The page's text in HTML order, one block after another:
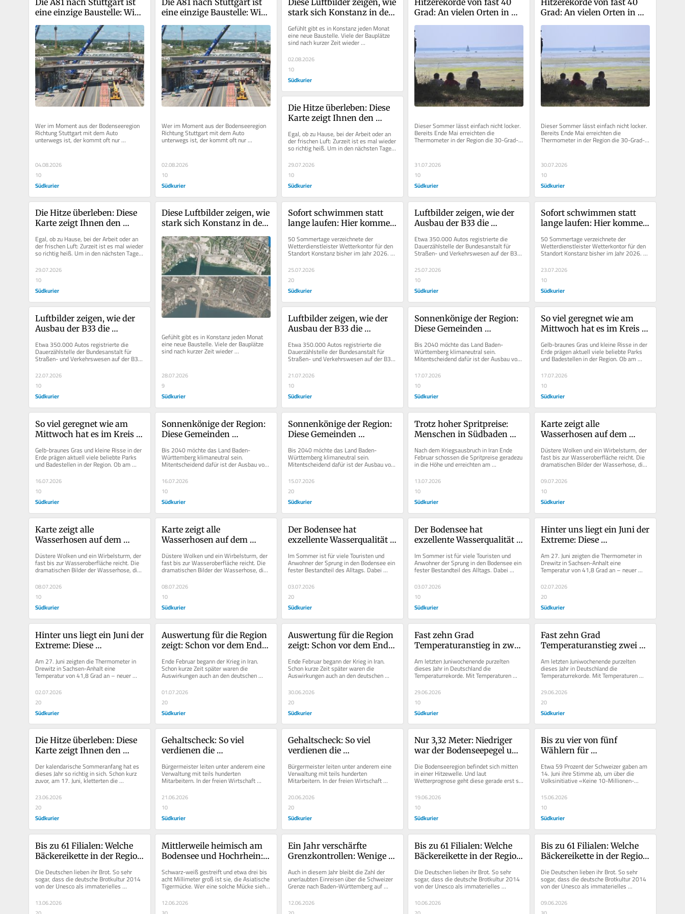
eine einzige Baustelle: Wie
das eigentlich?
Wer im Moment aus der Bodenseeregion
Richtung Stuttgart mit dem Auto
unterwegs ist, der kommt oft nur
gebremst vom Fleck. Denn die A81
04.08.2026
10
Südkurier
eine einzige Baustelle: Wie
das eigentlich?
Wer im Moment aus der Bodenseeregion
Richtung Stuttgart mit dem Auto
unterwegs ist, der kommt oft nur
gebremst vom Fleck. Denn die A81
02.08.2026
10
Südkurier
stark sich Konstanz in den
hat
Gefühlt gibt es in Konstanz jeden Monat
eine neue Baustelle. Viele der Bauplätze
sind nach kurzer Zeit wieder
02.08.2026
10
Südkurier
Grad: An vielen Orten in
heißerer Julitag gemessen
Dieser Sommer lässt einfach nicht locker.
Bereits Ende Mai erreichten die
Thermometer in der Region die 30-Grad-
Marke. Seither jagt ein Hitzerekord...
31.07.2026
10
Südkurier
Grad: An vielen Orten in
heißerer Julitag gemessen
Dieser Sommer lässt einfach nicht locker.
Bereits Ende Mai erreichten die
Thermometer in der Region die 30-Grad-
Marke. Seither jagt ein Hitzerekord...
30.07.2026
10
Südkurier
Die Hitze überleben: Diese
Karte zeigt Ihnen den
Gemeinde
Egal, ob zu Hause, bei der Arbeit oder an
der frischen Luft: Zurzeit ist es mal wieder
so richtig heiß. Um in den nächsten Tagen
cool zu bleiben,...
29.07.2026
10
Südkurier
Die Hitze überleben: Diese
Karte zeigt Ihnen den
Gemeinde
Egal, ob zu Hause, bei der Arbeit oder an
der frischen Luft: Zurzeit ist es mal wieder
so richtig heiß. Um in den nächsten Tagen
cool zu bleiben,...
29.07.2026
10
Südkurier
Diese Luftbilder zeigen, wie
stark sich Konstanz in den
hat
Gefühlt gibt es in Konstanz jeden Monat
eine neue Baustelle. Viele der Bauplätze
sind nach kurzer Zeit wieder
28.07.2026
9
Südkurier
Sofort schwimmen statt
lange laufen: Hier kommen
direkt in den Bodensee
50 Sommertage verzeichnete der
Wetterdienstleister Wetterkontor für den
Standort Konstanz bisher im Jahr 2026.
25.07.2026
20
Südkurier
Luftbilder zeigen, wie der
Ausbau der B33 die
verändert hat
Etwa 350.000 Autos registrierte die
Dauerzählstelle der Bundesanstalt für
Straßen- und Verkehrswesen auf der B33
25.07.2026
10
Südkurier
Sofort schwimmen statt
lange laufen: Hier kommen
direkt in den Bodensee
50 Sommertage verzeichnete der
Wetterdienstleister Wetterkontor für den
Standort Konstanz bisher im Jahr 2026.
23.07.2026
10
Südkurier
Luftbilder zeigen, wie der
Ausbau der B33 die
verändert hat
Etwa 350.000 Autos registrierte die
Dauerzählstelle der Bundesanstalt für
Straßen- und Verkehrswesen auf der B33
22.07.2026
10
Südkurier
Luftbilder zeigen, wie der
Ausbau der B33 die
verändert hat
Etwa 350.000 Autos registrierte die
Dauerzählstelle der Bundesanstalt für
Straßen- und Verkehrswesen auf der B33
21.07.2026
10
Südkurier
Sonnenkönige der Region:
Diese Gemeinden
Solarstrom als ihre
Einwohner verbrauchen
Bis 2040 möchte das Land Baden-
Württemberg klimaneutral sein.
Mitentscheidend dafür ist der Ausbau von
der...
17.07.2026
10
Südkurier
So viel geregnet wie am
Mittwoch hat es im Kreis
nicht mehr
Gelb-braunes Gras und kleine Risse in der
Erde prägen aktuell viele beliebte Parks
und Badestellen in der Region. Ob am
Hörnle, auf dem Bodanrück...
17.07.2026
10
Südkurier
So viel geregnet wie am
Mittwoch hat es im Kreis
nicht mehr
Gelb-braunes Gras und kleine Risse in der
Erde prägen aktuell viele beliebte Parks
und Badestellen in der Region. Ob am
Hörnle, auf dem Bodanrück...
16.07.2026
10
Südkurier
Sonnenkönige der Region:
Diese Gemeinden
Solarstrom als ihre
Einwohner verbrauchen
Bis 2040 möchte das Land Baden-
Württemberg klimaneutral sein.
Mitentscheidend dafür ist der Ausbau von
der...
16.07.2026
10
Südkurier
Sonnenkönige der Region:
Diese Gemeinden
als ihre Einwohner
verbrauchen
Bis 2040 möchte das Land Baden-
Württemberg klimaneutral sein.
Mitentscheidend dafür ist der Ausbau von
der...
15.07.2026
20
Südkurier
Trotz hoher Spritpreise:
Menschen in Südbaden
genauso viel Auto wie sonst
auch
Nach dem Kriegsausbruch in Iran Ende
Februar schossen die Spritpreise geradezu
in die Höhe und erreichten am
Höchstwert....
13.07.2026
10
Südkurier
Karte zeigt alle
Wasserhosen auf dem
sich hier Tornados
Düstere Wolken und ein Wirbelsturm, der
fast bis zur Wasseroberfläche reicht. Die
dramatischen Bilder der Wasserhose, die
09.07.2026
10
Südkurier
Karte zeigt alle
Wasserhosen auf dem
sich hier Tornados
Düstere Wolken und ein Wirbelsturm, der
fast bis zur Wasseroberfläche reicht. Die
dramatischen Bilder der Wasserhose, die
08.07.2026
10
Südkurier
Karte zeigt alle
Wasserhosen auf dem
sich hier Tornados
Düstere Wolken und ein Wirbelsturm, der
fast bis zur Wasseroberfläche reicht. Die
dramatischen Bilder der Wasserhose, die
08.07.2026
10
Südkurier
Der Bodensee hat
exzellente Wasserqualität –
bleibt eine Restgefahr
Im Sommer ist für viele Touristen und
Anwohner der Sprung in den Bodensee ein
fester Bestandteil des Alltags. Dabei
03.07.2026
20
Südkurier
Der Bodensee hat
exzellente Wasserqualität -
bleibt eine Restgefahr
Im Sommer ist für viele Touristen und
Anwohner der Sprung in den Bodensee ein
fester Bestandteil des Alltags. Dabei
03.07.2026
10
Südkurier
Hinter uns liegt ein Juni der
Extreme: Diese
Region geknackt
Am 27. Juni zeigten die Thermometer in
Drewitz in Sachsen-Anhalt eine
Temperatur von 41,8 Grad an – neuer
Rekord in der Bundesrepublik. Auch in...
02.07.2026
20
Südkurier
Hinter uns liegt ein Juni der
Extreme: Diese
Region geknackt
Am 27. Juni zeigten die Thermometer in
Drewitz in Sachsen-Anhalt eine
Temperatur von 41,8 Grad an – neuer
Rekord in der Bundesrepublik. Auch in...
02.07.2026
20
Südkurier
Auswertung für die Region
zeigt: Schon vor dem Ende
Preise
Ende Februar begann der Krieg in Iran.
Schon kurze Zeit später waren die
Auswirkungen auch an den deutschen
Tankstellen zu spüren, denn die...
01.07.2026
20
Südkurier
Auswertung für die Region
zeigt: Schon vor dem Ende
Preise
Ende Februar begann der Krieg in Iran.
Schon kurze Zeit später waren die
Auswirkungen auch an den deutschen
Tankstellen zu spüren, denn die...
30.06.2026
20
Südkurier
Fast zehn Grad
Temperaturanstieg in zwei
wie noch nie im Juni
Am letzten Juniwochenende purzelten
dieses Jahr in Deutschland die
Temperaturrekorde. Mit Temperaturen
jenseits der 40-Grad-Marke war es auch
in...
29.06.2026
10
Südkurier
Fast zehn Grad
Temperaturanstieg zwei
wie noch nie im Juni
Am letzten Juniwochenende purzelten
dieses Jahr in Deutschland die
Temperaturrekorde. Mit Temperaturen
jenseits der 40-Grad-Marke war es auch
in...
29.06.2026
20
Südkurier
Die Hitze überleben: Diese
Karte zeigt Ihnen den
Gemeinde
Der kalendarische Sommeranfang hat es
dieses Jahr so richtig in sich. Schon kurz
zuvor, am 17. Juni, kletterten die
Temperaturen vielerorts über die...
23.06.2026
20
Südkurier
Gehaltscheck: So viel
verdienen die
Bodenseekreis
Bürgermeister leiten unter anderem eine
Verwaltung mit teils hunderten
Mitarbeitern. In der freien Wirtschaft
21.06.2026
10
Südkurier
Gehaltscheck: So viel
verdienen die
Bodenseekreis
Bürgermeister leiten unter anderem eine
Verwaltung mit teils hunderten
Mitarbeitern. In der freien Wirtschaft
20.06.2026
20
Südkurier
Nur 3,32 Meter: Niedriger
war der Bodenseepegel um
Die Bodenseeregion befindet sich mitten
in einer Hitzewelle. Und laut
Wetterprognose geht diese gerade erst so
richtig los. Da hilft für viele nur...
19.06.2026
10
Südkurier
Bis zu vier von fünf
Wählern für
haben die Schweizer in
Grenznähe abgestimmt
Etwa 59 Prozent der Schweizer gaben am
14. Juni ihre Stimme ab, um über die
Volksinitiative «Keine 10-Millionen-
15.06.2026
10
Südkurier
Bis zu 61 Filialen: Welche
Bäckereikette in der Region
Die Deutschen lieben ihr Brot. So sehr
sogar, dass die deutsche Brotkultur 2014
von der Unesco als immaterielles
13.06.2026
Mittlerweile heimisch am
Bodensee und Hochrhein:
Tigermücke ausgebreitet
Schwarz-weiß gestreift und etwa drei bis
acht Millimeter groß ist sie, die Asiatische
Tigermücke. Wer eine solche Mücke sieht,
sollte sie umgehend...
12.06.2026
Ein Jahr verschärfte
Grenzkontrollen: Wenige
die Schweizer Grenze
Auch in diesem Jahr bleibt die Zahl der
unerlaubten Einreisen über die Schweizer
Grenze nach Baden-Württemberg auf
12.06.2026
Bis zu 61 Filialen: Welche
Bäckereikette in der Region
Die Deutschen lieben ihr Brot. So sehr
sogar, dass die deutsche Brotkultur 2014
von der Unesco als immaterielles
10.06.2026
Bis zu 61 Filialen: Welche
Bäckereikette in der Region
Die Deutschen lieben ihr Brot. So sehr
sogar, dass die deutsche Brotkultur 2014
von der Unesco als immaterielles
09.06.2026